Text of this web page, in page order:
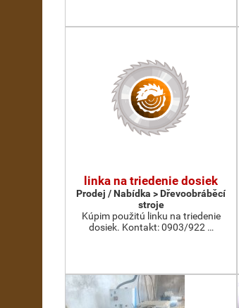
linka na triedenie dosiek
Prodej / Nabídka > Dřevoobráběcí
stroje
Kúpim použitú linku na triedenie
dosiek. Kontakt: 0903/922 …